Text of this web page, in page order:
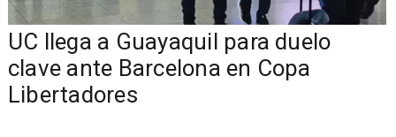
UC llega a Guayaquil para duelo
clave ante Barcelona en Copa
Libertadores